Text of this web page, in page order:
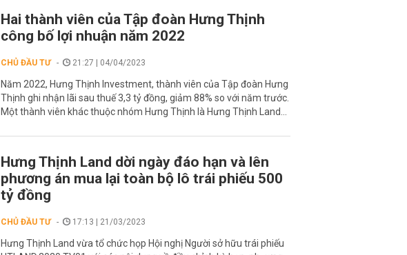
Hai thành viên của Tập đoàn Hưng Thịnh
công bố lợi nhuận năm 2022
CHỦ ĐẦU TƯ 21:27 | 04/04/2023
Năm 2022, Hưng Thịnh Investment, thành viên của Tập đoàn Hưng
Thịnh ghi nhận lãi sau thuế 3,3 tỷ đồng, giảm 88% so với năm trước.
Một thành viên khác thuộc nhóm Hưng Thịnh là Hưng Thịnh Land...
Hưng Thịnh Land dời ngày đáo hạn và lên
phương án mua lại toàn bộ lô trái phiếu 500
tỷ đồng
CHỦ ĐẦU TƯ 17:13 | 21/03/2023
Hưng Thịnh Land vừa tổ chức họp Hội nghị Người sở hữu trái phiếu